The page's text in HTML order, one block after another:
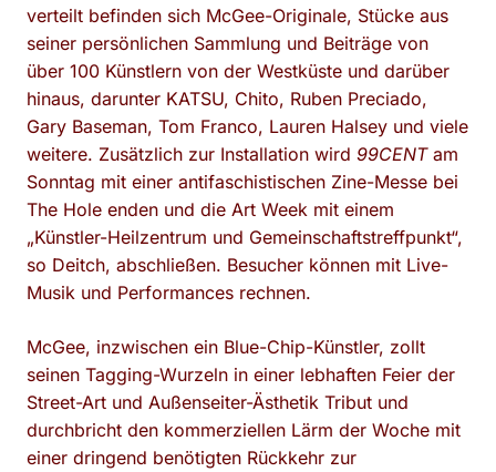
verteilt befinden sich McGee-Originale, Stücke aus
seiner persönlichen Sammlung und Beiträge von
über 100 Künstlern von der Westküste und darüber
hinaus, darunter KATSU, Chito, Ruben Preciado,
Gary Baseman, Tom Franco, Lauren Halsey und viele
weitere. Zusätzlich zur Installation wird 99CENTam
Sonntag mit einer antifaschistischen Zine-Messe bei
The Hole enden und die Art Week mit einem
„Künstler-Heilzentrum und Gemeinschaftstreffpunkt“,
so Deitch, abschließen. Besucher können mit Live-
Musik und Performances rechnen.
McGee, inzwischen ein Blue-Chip-Künstler, zollt
seinen Tagging-Wurzeln in einer lebhaften Feier der
Street-Art und Außenseiter-Ästhetik Tribut und
durchbricht den kommerziellen Lärm der Woche mit
einer dringend benötigten Rückkehr zur